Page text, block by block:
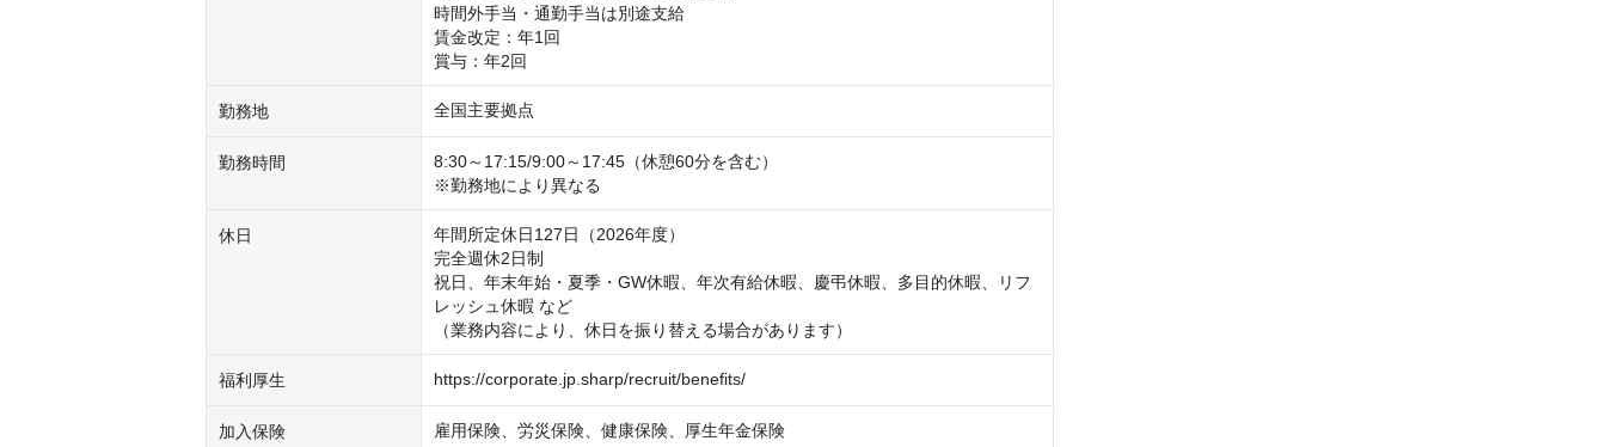
時間外手当・通勤手当は別途支給
賃金改定：年1回
賞与：年2回
勤務地 全国主要拠点
勤務時間
8:30～17:15/9:00～17:45（休憩60分を含む）
※勤務地により異なる
休日
年間所定休日127日（2026年度）
完全週休2日制
祝日、年末年始・夏季・GW休暇、年次有給休暇、慶弔休暇、多目的休暇、リフ
レッシュ休暇 など
（業務内容により、休日を振り替える場合があります）
福利厚生 https://corporate.jp.sharp/recruit/benefits/
加入保険 雇用保険、労災保険、健康保険、厚生年金保険